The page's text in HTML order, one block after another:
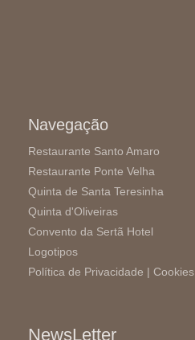
Navegação
Restaurante Santo Amaro
Restaurante Ponte Velha
Quinta de Santa Teresinha
Quinta d'Oliveiras
Convento da Sertã Hotel
Logotipos
Política de Privacidade | Cookies
NewsLetter